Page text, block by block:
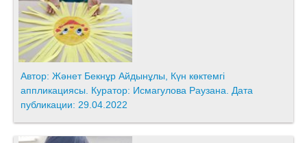
Автор: Жәнет Бекнұр Айдынұлы, Күн көктемгі
аппликациясы. Куратор: Исмагулова Раузана. Дата
публикации: 29.04.2022